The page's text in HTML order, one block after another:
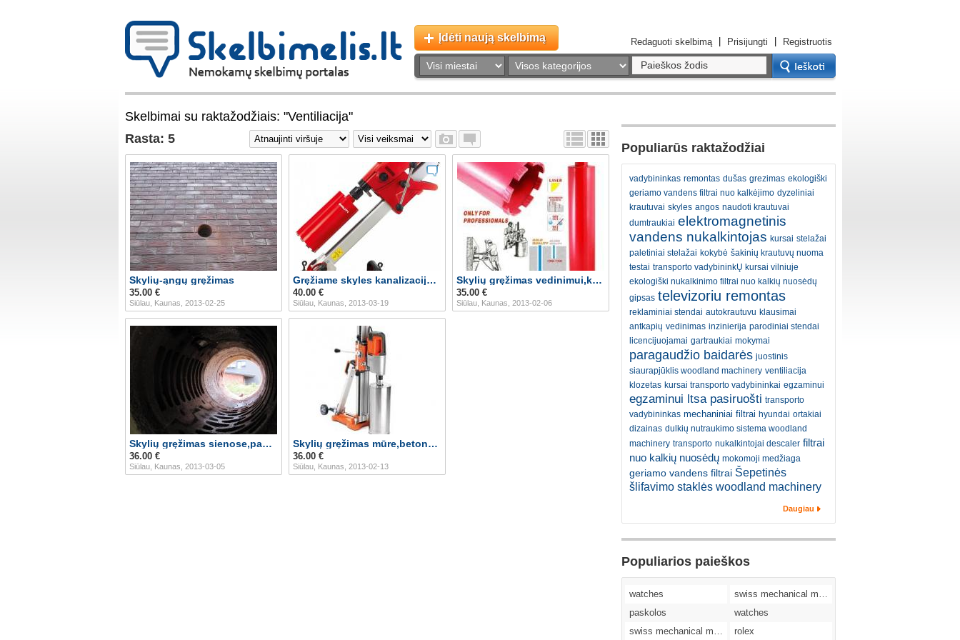
Įdėti naują skelbimą Redaguoti skelbimą Prisijungti Registruotis
Skelbimai su raktažodžiais: "Ventiliacija"
Rasta: 5
Skylių-ąngų gręžimas
35.00 €
Siūlau, Kaunas, 2013-02-25
Gręžiame skyles kanalizacijai ortakiams.
40.00 €
Siūlau, Kaunas, 2013-03-19
Skylių gręžimas vedinimui,kanalizacijai.
35.00 €
Siūlau, Kaunas, 2013-02-06
Skylių gręžimas sienose,pamatuose,perdangose.
36.00 €
Siūlau, Kaunas, 2013-03-05
Skylių gręžimas mūre,betone,gelžbetonyje.
36.00 €
Siūlau, Kaunas, 2013-02-13
Populiarūs raktažodžiai
vadybininkas remontas dušas grezimas ekologiški
geriamo vandens filtrai nuo kalkėjimo dyzeliniai
krautuvai skyles angos naudoti krautuvai
dumtraukiai elektromagnetinis
vandens nukalkintojas kursai stelažai
paletiniai stelažai kokybė šakinių krautuvų nuoma
testai transporto vadybininkŲ kursai vilniuje
ekologiški nukalkinimo filtrai nuo kalkių nuosėdų
gipsas televizoriu remontas
reklaminiai stendai autokrautuvu klausimai
antkapių vedinimas inzinierija parodiniai stendai
licencijuojamai gartraukiai mokymai
paragaudžio baidarės juostinis
siaurapjūklis woodland machinery ventiliacija
klozetas kursai transporto vadybininkai egzaminui
egzaminui ltsa pasiruošti transporto
vadybininkas mechaniniai filtrai hyundai ortakiai
dizainas dulkių nutraukimo sistema woodland
machinery transporto nukalkintojai descaler filtrai
nuo kalkių nuosėdų mokomoji medžiaga
geriamo vandens filtrai Šepetinės
šlifavimo staklės woodland machinery
Daugiau
Populiarios paieškos
watches
swiss mechanical movement replica watches
paskolos
watches
swiss mechanical movement replica watches
rolex